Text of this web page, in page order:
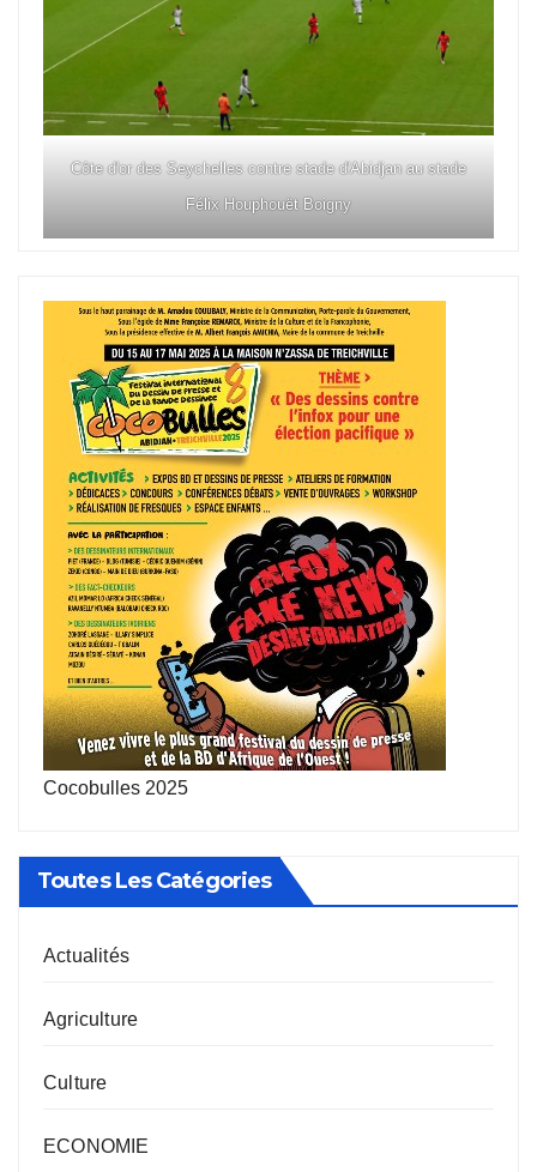
Côte d'or des Seychelles contre stade d'Abidjan au stade
Félix Houphouët Boigny
Cocobulles 2025
Toutes Les Catégories
Actualités
Agriculture
Culture
ECONOMIE